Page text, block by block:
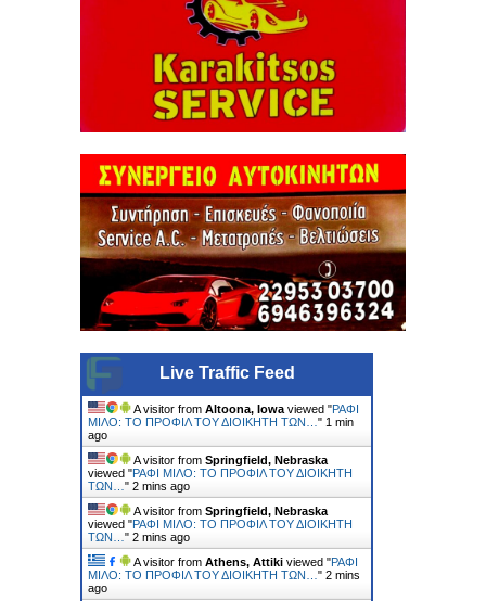
Live Traffic Feed
A visitor from Altoona, Iowa viewed "ΡΑΦΙ
ΜΙΛΟ: ΤΟ ΠΡΟΦΙΛ ΤΟΥ ΔΙΟΙΚΗΤΗ ΤΩΝ… " 1 min
ago
A visitor from Springfield, Nebraska
viewed "ΡΑΦΙ ΜΙΛΟ: ΤΟ ΠΡΟΦΙΛ ΤΟΥ ΔΙΟΙΚΗΤΗ
ΤΩΝ… " 2 mins ago
A visitor from Springfield, Nebraska
viewed "ΡΑΦΙ ΜΙΛΟ: ΤΟ ΠΡΟΦΙΛ ΤΟΥ ΔΙΟΙΚΗΤΗ
ΤΩΝ… " 2 mins ago
A visitor from Athens, Attiki viewed "ΡΑΦΙ
ΜΙΛΟ: ΤΟ ΠΡΟΦΙΛ ΤΟΥ ΔΙΟΙΚΗΤΗ ΤΩΝ… " 2 mins
ago